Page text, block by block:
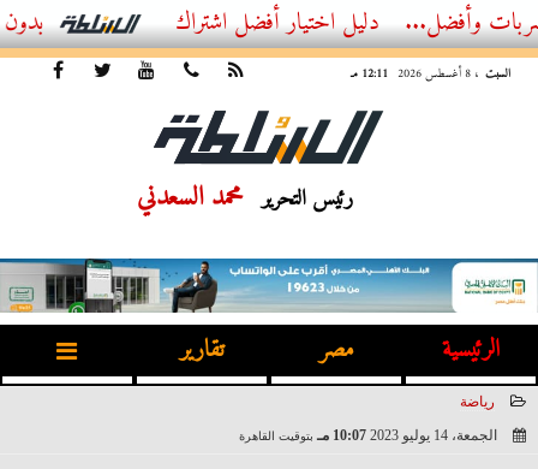
أفضل اشتراك IPTV بدون تقطيع 2026 – دليل المشاهد العصري
السبت ، 8 أغسطس 2026 12:11 مـ
رئيس التحرير محمد السعدني
الرئيسية مصر تقارير
رياضة
الجمعة، 14 يوليو 2023
10:07 مـ بتوقيت القاهرة